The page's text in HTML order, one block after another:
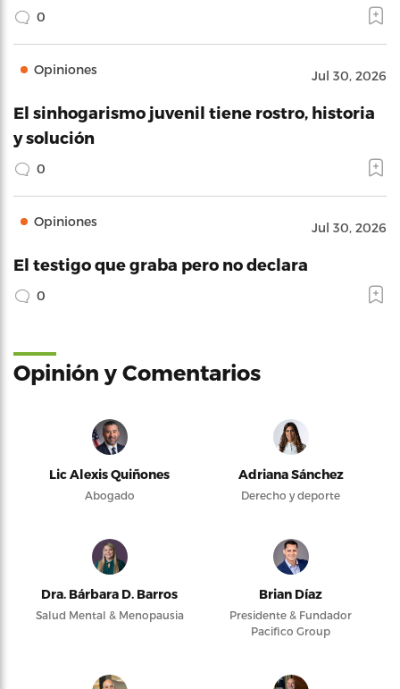
0
Opiniones Jul 30, 2026
El sinhogarismo juvenil tiene rostro, historia
y solución
0
Opiniones Jul 30, 2026
El testigo que graba pero no declara
0
Opinión y Comentarios
Lic Alexis Quiñones
Abogado
Adriana Sánchez
Derecho y deporte
Dra. Bárbara D. Barros
Salud Mental & Menopausia
Brian Díaz
Presidente & Fundador
Pacifico Group